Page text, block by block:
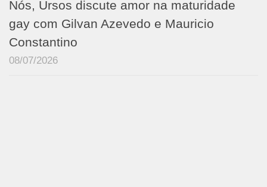
Nós, Ursos discute amor na maturidade
gay com Gilvan Azevedo e Mauricio
Constantino
08/07/2026